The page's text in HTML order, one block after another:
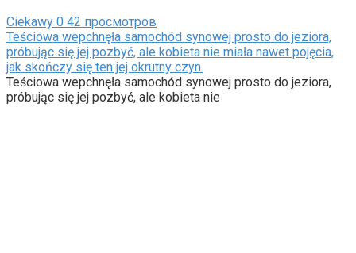
Ciekawy 0 42 просмотров
Teściowa wepchnęła samochód synowej prosto do jeziora,
próbując się jej pozbyć, ale kobieta nie miała nawet pojęcia,
jak skończy się ten jej okrutny czyn.
Teściowa wepchnęła samochód synowej prosto do jeziora,
próbując się jej pozbyć, ale kobieta nie